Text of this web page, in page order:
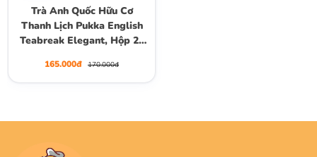
Trà Anh Quốc Hữu Cơ
Thanh Lịch Pukka English
Teabreak Elegant, Hộp 20
165.000đ 170.000đ